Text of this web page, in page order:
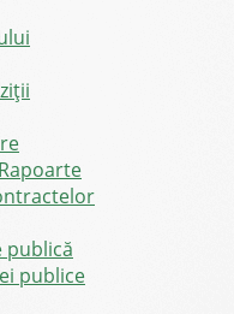
publică
publice